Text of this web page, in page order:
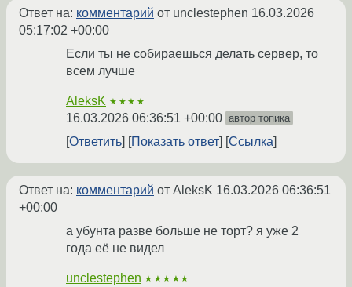
Ответ на: комментарий от unclestephen 16.03.2026
05:17:02 +00:00
Если ты не собираешься делать сервер, то
всем лучше
AleksK ★★★★
16.03.2026 06:36:51 +00:00 автор топика
Ответить Показать ответ Ссылка
Ответ на: комментарий от AleksK 16.03.2026 06:36:51
+00:00
а убунта разве больше не торт? я уже 2
года её не видел
unclestephen ★★★★★